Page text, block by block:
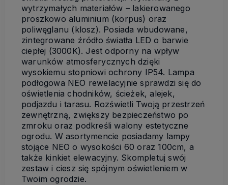
wytrzymałych materiałów – lakierowanego
proszkowo aluminium (korpus) oraz
poliwęglanu (klosz). Posiada wbudowane,
zintegrowane źródło światła LED o barwie
ciepłej (3000K). Jest odporny na wpływ
warunków atmosferycznych dzięki
wysokiemu stopniowi ochrony IP54. Lampa
podłogowa NEO rewelacyjnie sprawdzi się do
oświetlenia chodników, ścieżek, alejek,
podjazdu i tarasu. Rozświetli Twoją przestrzeń
zewnętrzną, zwiększy bezpieczeństwo po
zmroku oraz podkreśli walony estetyczne
ogrodu. W asortymencie posiadamy lampy
stojące NEO o wysokości 60 oraz 100cm, a
także kinkiet elewacyjny. Skompletuj swój
zestaw i ciesz się spójnym oświetleniem w
Twoim ogrodzie.